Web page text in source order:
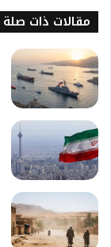
مقالات ذات صلة